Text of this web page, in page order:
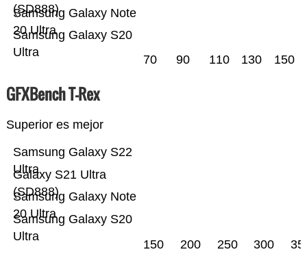
Samsung Galaxy S20
Ultra
Samsung Galaxy Note
20 Ultra
(SD888)
70 90 110 130 150
GFXBench T-Rex
Superior es mejor
Samsung Galaxy S20
Ultra
Samsung Galaxy Note
20 Ultra
Galaxy S21 Ultra
(SD888)
Samsung Galaxy S22
Ultra
150 200 250 300